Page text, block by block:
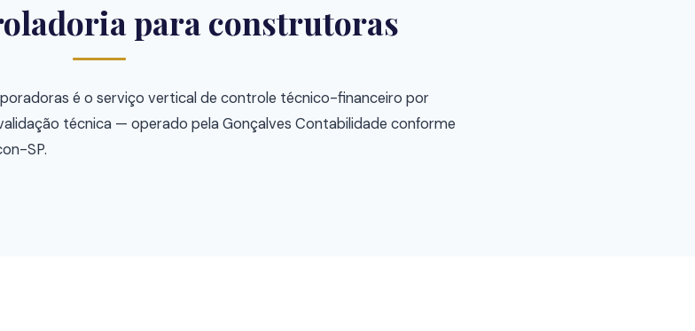
para construtoras
é o serviço vertical de controle técnico-financeiro por
técnica — operado pela Gonçalves Contabilidade conforme
SP.